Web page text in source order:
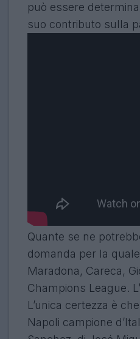
può essere
suo contributo sulla
Quante se ne
domanda per la
Maradona, Careca,
Champions League.
L’unica certezza è
Napoli campione